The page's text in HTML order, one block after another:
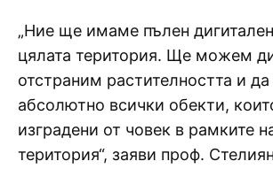
„Ние ще имаме пълен
цялата територия. Ще можем
отстраним растителността и
абсолютно всички обекти,
изградени от човек в рамките
територия“, заяви проф.